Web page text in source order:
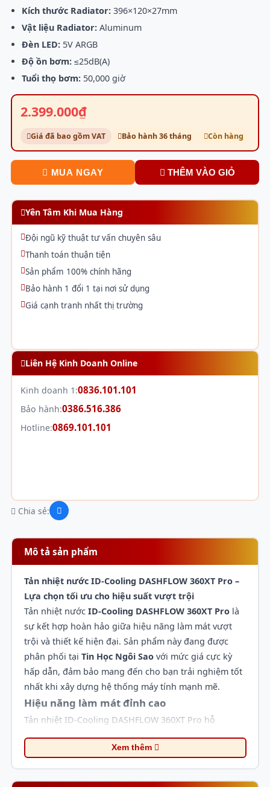
Kích thước Radiator: 396×120×27mm
Vật liệu Radiator: Aluminum
Đèn LED: 5V ARGB
Độ ồn bơm: ≤25dB(A)
Tuổi thọ bơm: 50,000 giờ
2.399.000₫
Giá đã bao gồm VAT Bảo hành 36 tháng Còn hàng
MUA NGAY THÊM VÀO GIỎ
Yên Tâm Khi Mua Hàng
Đội ngũ kỹ thuật tư vấn chuyên sâu
Thanh toán thuận tiện
Sản phẩm 100% chính hãng
Bảo hành 1 đổi 1 tại nơi sử dụng
Giá cạnh tranh nhất thị trường
Liên Hệ Kinh Doanh Online
Kinh doanh 1:0836.101.101
Bảo hành:0386.516.386
Hotline:0869.101.101
Chia sẻ:
Mô tả sản phẩm
Tản nhiệt nước ID-Cooling DASHFLOW 360XT Pro –
Lựa chọn tối ưu cho hiệu suất vượt trội
Tản nhiệt nước ID-Cooling DASHFLOW 360XT Prolà
sự kết hợp hoàn hảo giữa hiệu năng làm mát vượt
trội và thiết kế hiện đại. Sản phẩm này đang được
phân phối tại Tin Học Ngôi Saovới mức giá cực kỳ
hấp dẫn, đảm bảo mang đến cho bạn trải nghiệm tốt
nhất khi xây dựng hệ thống máy tính mạnh mẽ.
Hiệu năng làm mát đỉnh cao
Tản nhiệt ID-Cooling DASHFLOW 360XT Pro hỗ
nặng nề từ chơi game, render video đến công việc đồ
bearingcó tuổi thọ lên tới50,000 giờvà độ ồn
Xem thêm